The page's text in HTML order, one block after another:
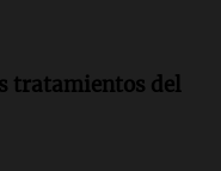
tratamientos del